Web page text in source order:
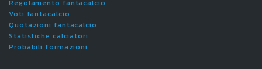
Regolamento fantacalcio
Voti fantacalcio
Quotazioni fantacalcio
Statistiche calciatori
Probabili formazioni